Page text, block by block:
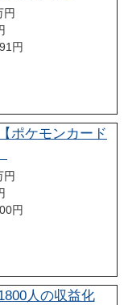
円
円
ポケモンカード
円
円
人の収益化